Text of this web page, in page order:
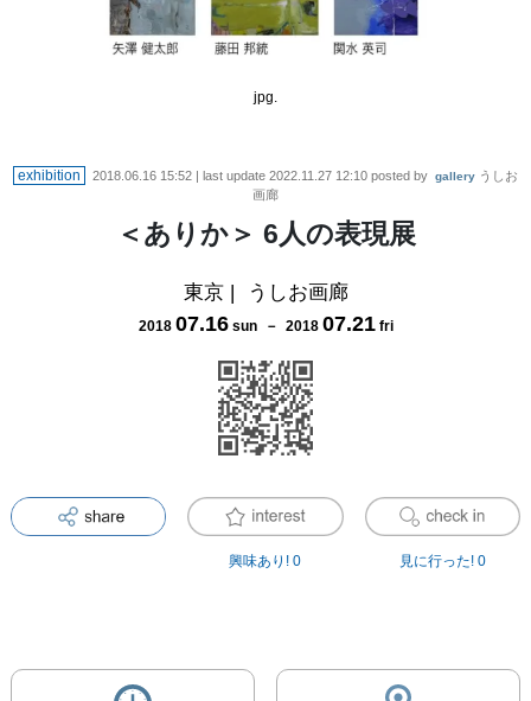
jpg.
exhibition 2018.06.16 15:52 | last update 2022.11.27 12:10 posted by gallery うしお
画廊
＜ありか＞ 6人の表現展
東京| うしお画廊
2018 07.16 sun－ 2018 07.21 fri
興味あり! 0 見に行った! 0